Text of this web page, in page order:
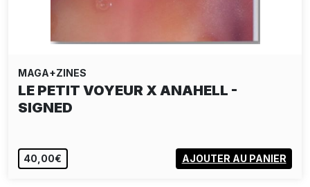
MAGA+ZINES
LE PETIT VOYEUR X ANAHELL -
SIGNED
40,00€ AJOUTER AU PANIER